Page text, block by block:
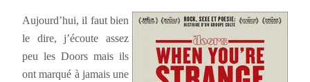
Aujourd’hui, il faut bien
le dire, j’écoute assez
peu les Doors mais ils
ont marqué à jamais une